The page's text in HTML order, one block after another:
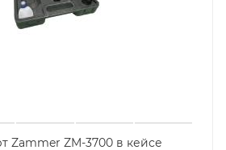
Zammer ZM-3700 в кейсе